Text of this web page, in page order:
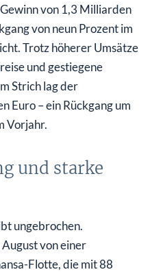
von 1,3 Milliarden
von neun Prozent im
Trotz höherer Umsätze
und gestiegene
Strich lag der
Euro – ein Rückgang um
Vorjahr.
und starke
ungebrochen.
von einer
Flotte, die mit 88